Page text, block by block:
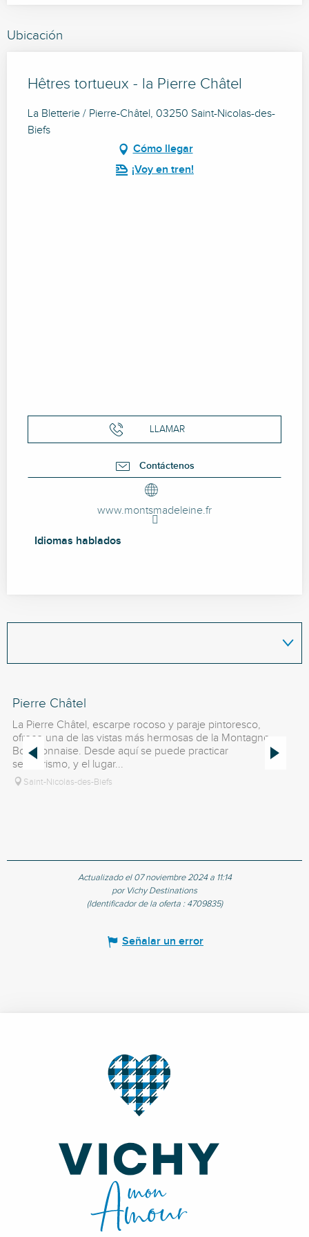
Ubicación
Hêtres tortueux - la Pierre Châtel
La Bletterie / Pierre-Châtel, 03250 Saint-Nicolas-des-
Biefs
Cómo llegar
¡Voy en tren!
LLAMAR
Contáctenos
www.montsmadeleine.fr
Idiomas hablados
Idiomas hablados
Pierre Châtel
La Pierre Châtel, escarpe rocoso y paraje pintoresco,
ofrece una de las vistas más hermosas de la Montagne
Bourbonnaise. Desde aquí se puede practicar
senderismo, y el lugar...
Saint-Nicolas-des-Biefs
Actualizado el 07 noviembre 2024 a 11:14
por Vichy Destinations
(Identificador de la oferta : 4709835)
Señalar un error